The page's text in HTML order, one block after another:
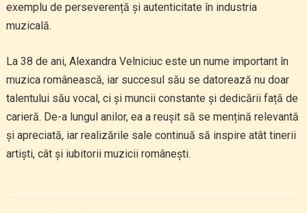
exemplu de perseverență și autenticitate în industria
muzicală.
La 38 de ani, Alexandra Velniciuc este un nume important în
muzica românească, iar succesul său se datorează nu doar
talentului său vocal, ci și muncii constante și dedicării față de
carieră. De-a lungul anilor, ea a reușit să se mențină relevantă
și apreciată, iar realizările sale continuă să inspire atât tinerii
artiști, cât și iubitorii muzicii românești.